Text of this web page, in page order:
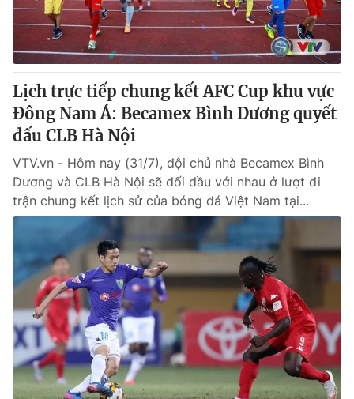
Lịch trực tiếp chung kết AFC Cup khu vực
Đông Nam Á: Becamex Bình Dương quyết
đấu CLB Hà Nội
VTV.vn - Hôm nay (31/7), đội chủ nhà Becamex Bình
Dương và CLB Hà Nội sẽ đối đầu với nhau ở lượt đi
trận chung kết lịch sử của bóng đá Việt Nam tại...